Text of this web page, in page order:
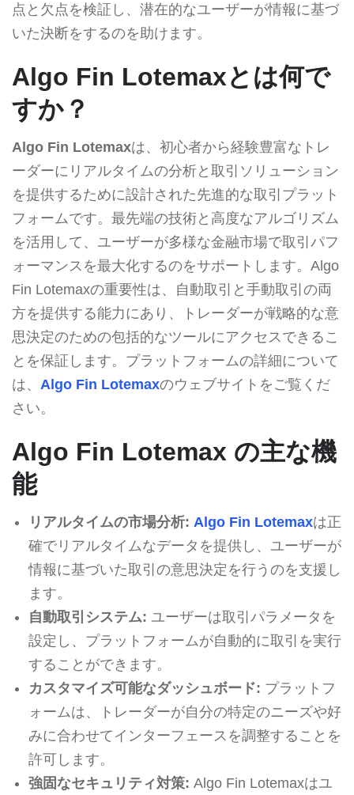
点と欠点を検証し、潜在的なユーザーが情報に基づ
いた決断をするのを助けます。
Algo Fin Lotemaxとは何で
すか？
Algo Fin Lotemaxは、初心者から経験豊富なトレ
ーダーにリアルタイムの分析と取引ソリューション
を提供するために設計された先進的な取引プラット
フォームです。最先端の技術と高度なアルゴリズム
を活用して、ユーザーが多様な金融市場で取引パフ
ォーマンスを最大化するのをサポートします。Algo
Fin Lotemaxの重要性は、自動取引と手動取引の両
方を提供する能力にあり、トレーダーが戦略的な意
思決定のための包括的なツールにアクセスできるこ
とを保証します。プラットフォームの詳細について
は、 Algo Fin Lotemaxのウェブサイトをご覧くだ
さい。
Algo Fin Lotemax の主な機
能
リアルタイムの市場分析: Algo Fin Lotemaxは正
確でリアルタイムなデータを提供し、ユーザーが
情報に基づいた取引の意思決定を行うのを支援し
ます。
自動取引システム: ユーザーは取引パラメータを
設定し、プラットフォームが自動的に取引を実行
することができます。
カスタマイズ可能なダッシュボード: プラットフ
ォームは、トレーダーが自分の特定のニーズや好
みに合わせてインターフェースを調整することを
許可します。
強固なセキュリティ対策: Algo Fin Lotemaxはユ